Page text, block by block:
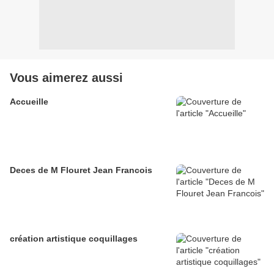
Vous aimerez aussi
Accueille
Deces de M Flouret Jean Francois
création artistique coquillages